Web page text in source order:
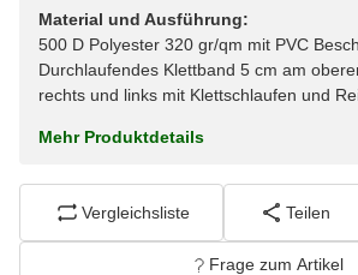
Material und Ausführung:
500 D Polyester 320 gr/qm mit PVC
Durchlaufendes Klettband 5 cm am
rechts und links mit Klettschlaufen und
Mehr Produktdetails
Vergleichsliste Teilen
Frage zum Artikel